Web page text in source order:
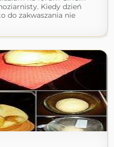
Kiedy dzień
do zakwaszania nie